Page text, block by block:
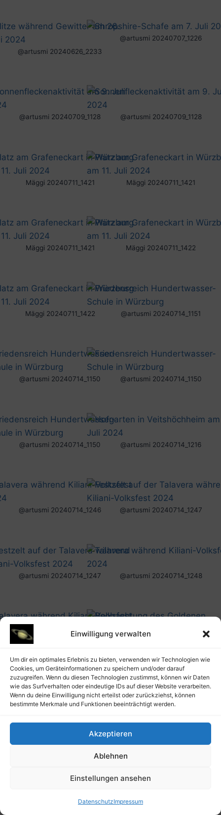
Einwilligung verwalten
Um dir ein optimales Erlebnis zu bieten, verwenden wir Technologien wie
Cookies, um Geräteinformationen zu speichern und/oder darauf
zuzugreifen. Wenn du diesen Technologien zustimmst, können wir Daten
wie das Surfverhalten oder eindeutige IDs auf dieser Website verarbeiten.
Wenn du deine Einwilligung nicht erteilst oder zurückziehst, können
bestimmte Merkmale und Funktionen beeinträchtigt werden.
Akzeptieren
Ablehnen
Einstellungen ansehen
DatenschutzImpressum
@artusmi 20240626_2233
@artusmi 20240707_1226
@artusmi 20240709_1128 @artusmi 20240709_1128
Mäggi 20240711_1421 Mäggi 20240711_1421
Mäggi 20240711_1421 Mäggi 20240711_1422
Mäggi 20240711_1422 @artusmi 20240714_1151
@artusmi 20240714_1150 @artusmi 20240714_1150
@artusmi 20240714_1150 @artusmi 20240714_1216
@artusmi 20240714_1246 @artusmi 20240714_1247
@artusmi 20240714_1247 @artusmi 20240714_1248
@artusmi 20240714_1248
@artusmi 20240716_2252 @artusmi 20240716_2254
@artusmi 20240725_1331